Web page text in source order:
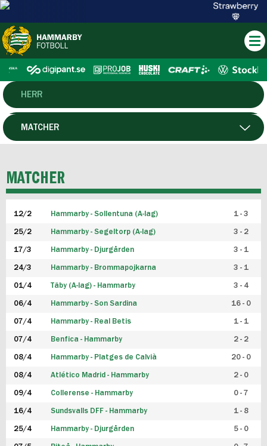
HERR
DAM
P19
F19
FUTSAL HERR
FUTSAL DAM
MATCHER
MATCHER
12/2 Hammarby - Sollentuna (A-lag) 1 - 3
25/2 Hammarby - Segeltorp (A-lag) 3 - 2
17/3 Hammarby - Djurgården 3 - 1
24/3 Hammarby - Brommapojkarna 3 - 1
01/4 Täby (A-lag) - Hammarby 3 - 4
06/4 Hammarby - Son Sardina 16 - 0
07/4 Hammarby - Real Betis 1 - 1
07/4 Benfica - Hammarby 2 - 2
08/4 Hammarby - Platges de Calvià 20 - 0
08/4 Atlético Madrid - Hammarby 2 - 0
09/4 Collerense - Hammarby 0 - 7
16/4 Sundsvalls DFF - Hammarby 1 - 8
25/4 Hammarby - Djurgården 5 - 0